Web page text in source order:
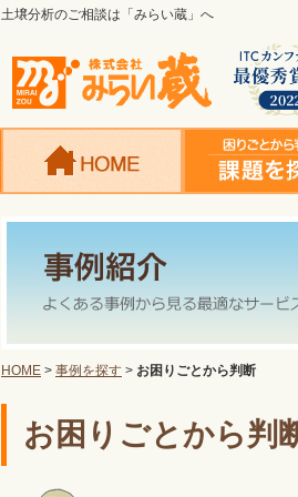
土壌分析のご相談は「みらい蔵」へ
HOME > 事例を探す > お困りごとから判断
お困りごとから判